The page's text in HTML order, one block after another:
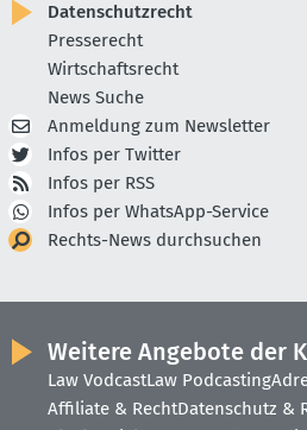
Datenschutzrecht
Presserecht
Wirtschaftsrecht
News Suche
Anmeldung zum Newsletter
Infos per Twitter
Infos per RSS
Infos per WhatsApp-Service
Rechts-News durchsuchen
Weitere Angebote der
Law VodcastLaw Podcasting
Affiliate & RechtDatenschutz &